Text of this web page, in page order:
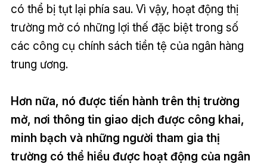
có thể bị tụt lại phía sau. Vì vậy, hoạt động thị
trường mở có những lợi thế đặc biệt trong số
các công cụ chính sách tiền tệ của ngân hàng
trung ương.
Hơn nữa, nó được tiến hành trên thị trường
mở, nơi thông tin giao dịch được công khai,
minh bạch và những người tham gia thị
trường có thể hiểu được hoạt động của ngân